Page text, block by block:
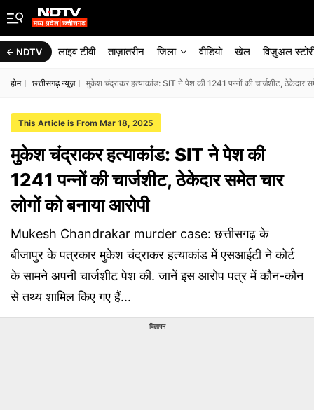
NDTV लाइव टीवी ताज़ातरीन जिला वीडियो खेल विज़ुअल
होम छत्तीसगढ़ न्यूज़ मुकेश चंद्राकर हत्याकांड: SIT ने पेश की 1241 पन्नों की चार्जशीट, ठेकेदार
This Article is From Mar 18, 2025
मुकेश चंद्राकर हत्याकांड: SIT ने पेश की
1241 पन्नों की चार्जशीट, ठेकेदार समेत चार
लोगों को बनाया आरोपी
Mukesh Chandrakar murder case: छत्तीसगढ़ के
बीजापुर के पत्रकार मुकेश चंद्राकर हत्याकांड में एसआईटी ने कोर्ट
के सामने अपनी चार्जशीट पेश की. जानें इस आरोप पत्र में कौन-कौन
से तथ्य शामिल किए गए हैं...
विज्ञापन